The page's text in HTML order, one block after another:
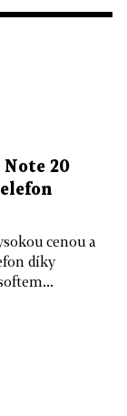
Note 20
cenou a
díky